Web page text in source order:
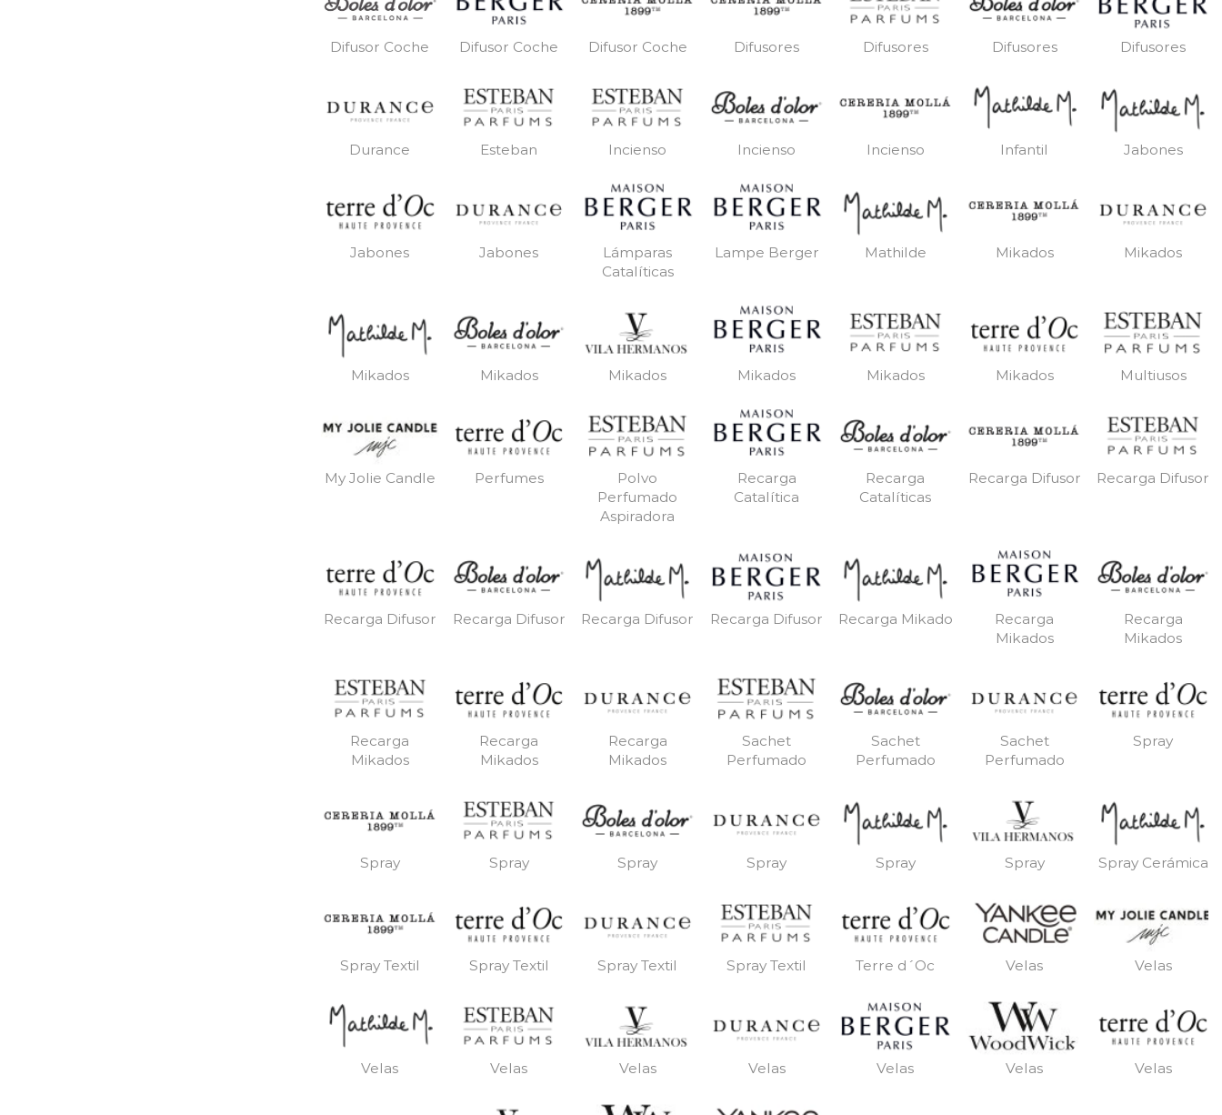
Difusor Coche Difusor Coche Difusor Coche Difusores Difusores Difusores Difusores
Durance Esteban Incienso Incienso Incienso Infantil Jabones
Jabones Jabones
Lámparas
Catalíticas
Lampe Berger Mathilde Mikados Mikados
Mikados Mikados Mikados Mikados Mikados Mikados Multiusos
My Jolie Candle Perfumes
Polvo
Perfumado
Aspiradora
Recarga
Catalítica
Recarga
Catalíticas
Recarga Difusor Recarga Difusor
Recarga Difusor Recarga Difusor Recarga Difusor Recarga Difusor Recarga Mikado
Recarga
Mikados
Recarga
Mikados
Recarga
Mikados
Recarga
Mikados
Recarga
Mikados
Sachet
Perfumado
Sachet
Perfumado
Sachet
Perfumado
Spray
Spray Spray Spray Spray Spray Spray Spray Cerámica
Spray Textil Spray Textil Spray Textil Spray Textil Terre d´Oc Velas Velas
Velas Velas Velas Velas Velas Velas Velas